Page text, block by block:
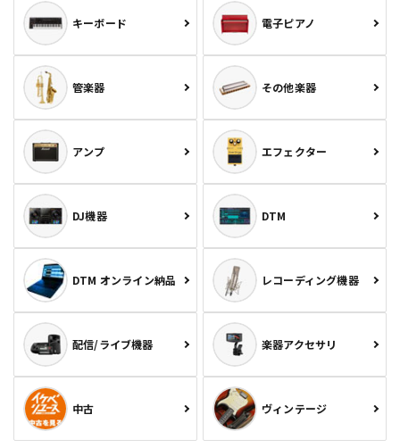
キーボード 電子ピアノ
管楽器 その他楽器
アンプ エフェクター
DJ機器 DTM
DTM オンライン納品 レコーディング機器
配信/ライブ機器 楽器アクセサリ
中古 ヴィンテージ